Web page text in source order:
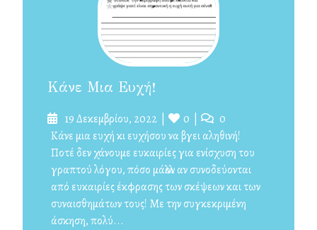
Κάνε Μια Ευχή!
Δημοσιεύτηκε
στις
19 Δεκεμβρίου, 2022 Likes
0 Σχόλια
0
Κάνε μια ευχή κι ευχήσου να βγει αληθινή!
Ποτέ δεν χάνουμε ευκαιρίες για ενίσχυση του
γραπτού λόγου, πόσο μάλλον αν συνοδεύονται
από ευκαιρίες έκφρασης των σκέψεων και των
συναισθημάτων τους! Με την συγκεκριμένη
άσκηση, πολύ...